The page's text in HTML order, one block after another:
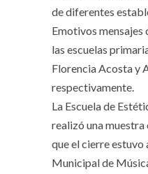
de diferentes
Emotivos
las escuelas
Florencia Acosta y
respectivamente.
La Escuela de
realizó una
que el cierre estuvo
Municipal de